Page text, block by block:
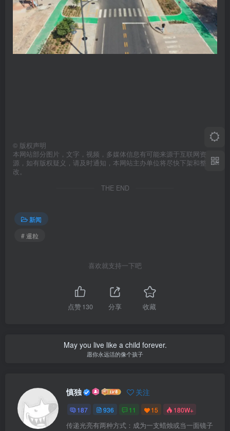
© 版权声明
本网站部分图片，文字，视频，多媒体信息有可能来源于互联网资
源，如有版权疑义，请及时通知，本网站主办单位将尽快下架和整
改。
THE END
新闻
# 暹粒
喜欢就支持一下吧
点赞130 分享 收藏
May you live like a child forever.
愿你永远活的像个孩子
慎独 关注
187 936 11 15 180W+
传递光亮有两种方式：成为一支蜡烛或当一面镜子